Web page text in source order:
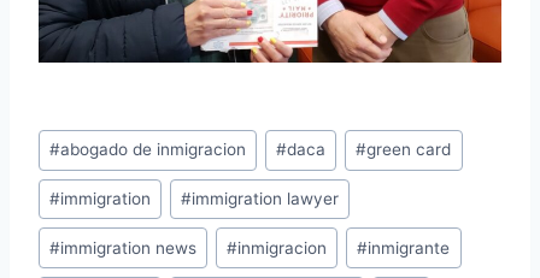
#abogado de inmigracion #daca #green card
#immigration #immigration lawyer
#immigration news #inmigracion #inmigrante